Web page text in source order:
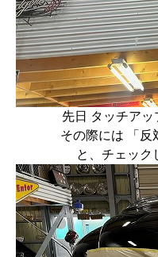
先日 タッチアッ
その際には 「反
と、チェック